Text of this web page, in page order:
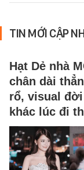
TIN MỚI CẬP
Hạt Dẻ nhà
chân dài
rổ, visual
khác lúc đi